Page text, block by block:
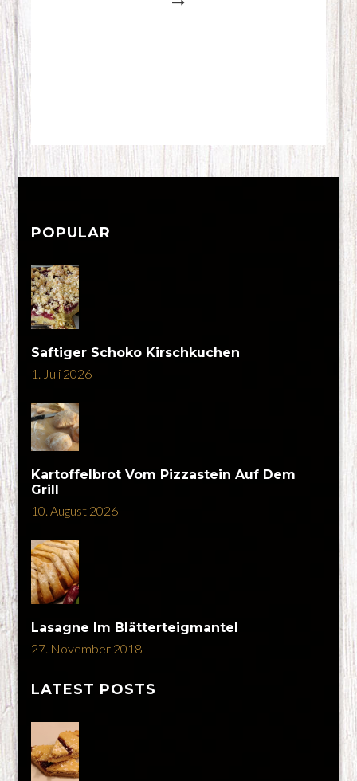
POPULAR
Saftiger Schoko Kirschkuchen
1. Juli 2026
Kartoffelbrot Vom Pizzastein Auf Dem
Grill
10. August 2026
Lasagne Im Blätterteigmantel
27. November 2018
LATEST POSTS